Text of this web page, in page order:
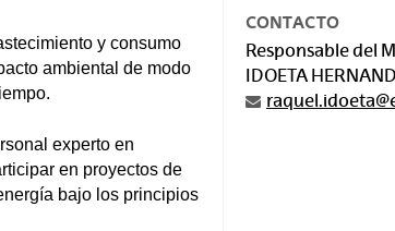
y consumo
ambiental de modo
experto en
en proyectos de
bajo los principios
CONTACTO
Responsable del
IDOETA